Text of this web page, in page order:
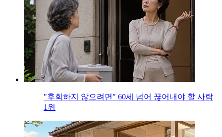
"후회하지 않으려면" 60세 넘어 끊어내야 할 사람
1위